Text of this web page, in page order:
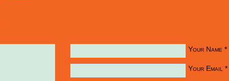
Your Name *
Your Email *